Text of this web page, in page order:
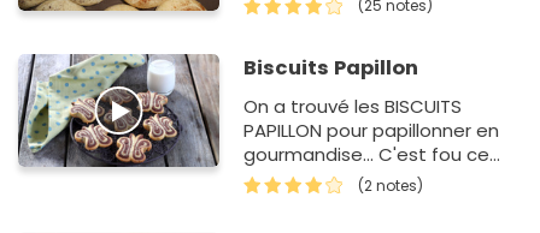
(25 notes)
Biscuits Papillon
On a trouvé les BISCUITS
PAPILLON pour papillonner en
gourmandise... C'est fou ce
que l'on peut faire avec une
simple pâte à sablés non ?
(2 notes)